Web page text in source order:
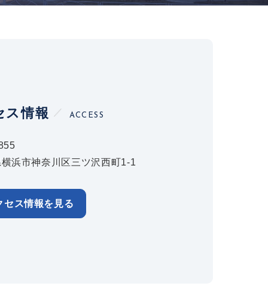
ス情報 ACCESS
浜市神奈川区三ツ沢西町1-1
セス情報を見る